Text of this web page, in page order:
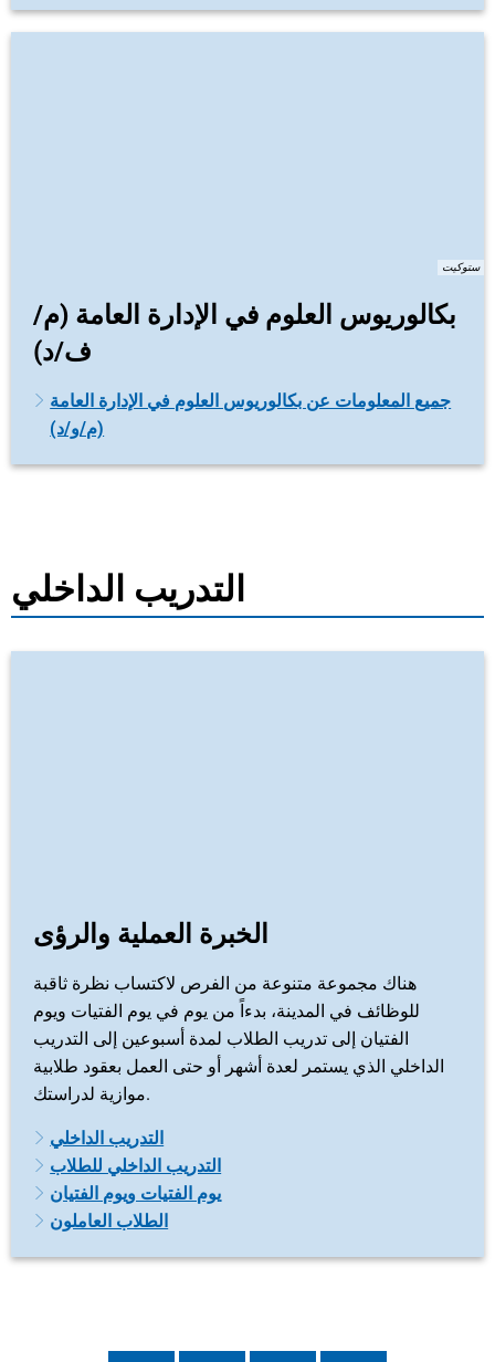
ستوكيت
بكالوريوس العلوم في الإدارة العامة (م/
ف/د)
جميع المعلومات عن بكالوريوس العلوم في الإدارة العامة
(م/و/د)
التدريب الداخلي
الخبرة العملية والرؤى
هناك مجموعة متنوعة من الفرص لاكتساب نظرة ثاقبة
للوظائف في المدينة، بدءاً من يوم في يوم الفتيات ويوم
الفتيان إلى تدريب الطلاب لمدة أسبوعين إلى التدريب
الداخلي الذي يستمر لعدة أشهر أو حتى العمل بعقود طلابية
موازية لدراستك.
التدريب الداخلي
التدريب الداخلي للطلاب
يوم الفتيات ويوم الفتيان
الطلاب العاملون